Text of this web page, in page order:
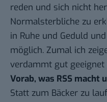
reden und sich nicht
Normalsterbliche zu
in Ruhe und Geduld
möglich. Zumal ich
verdammt gut geeignet
Vorab, was RSS macht
Statt zum Bäcker zu